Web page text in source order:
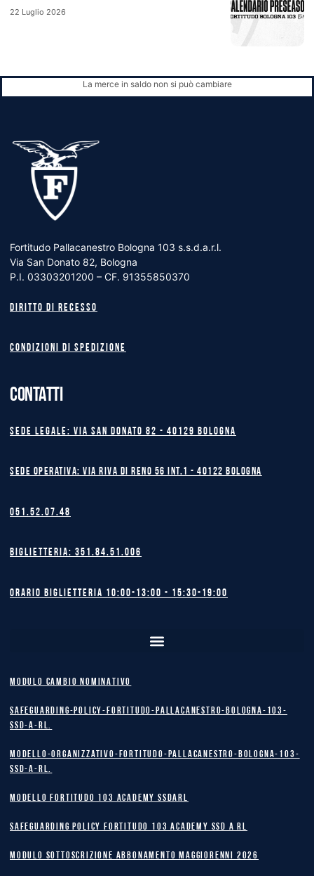
22 Luglio 2026
La merce in saldo non si può cambiare
Fortitudo Pallacanestro Bologna 103 s.s.d.a.r.l.
Via San Donato 82, Bologna
P.I. 03303201200 – CF. 91355850370
Diritto di recesso
Condizioni di spedizione
CONTATTI
Sede legale: Via San Donato 82 - 40129 BOLOGNA
Sede operativa: Via Riva di Reno 56 int.1 - 40122 BOLOGNA
051.52.07.48
Biglietteria: 351.84.51.006
Orario biglietteria 10:00-13:00 - 15:30-19:00
MODULO CAMBIO NOMINATIVO
safeguarding-policy-Fortitudo-Pallacanestro-Bologna-103-
SSD-A-RL.
Modello-Organizzativo-Fortitudo-Pallacanestro-Bologna-103-
SSD-A-RL.
MODELLO FORTITUDO 103 ACADEMY SSDARL
safeguarding policy Fortitudo 103 Academy SSD A RL
MODULO SOTTOSCRIZIONE ABBONAMENTO MAGGIORENNI 2026